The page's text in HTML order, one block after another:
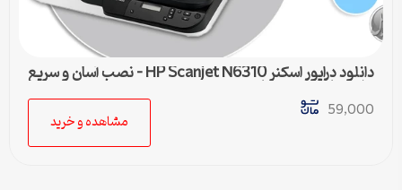
دانلود درایور اسکنر HP Scanjet N6310 – نصب آسان و سریع
برای تمامی ویندوزها
59,000
مشاهده و خرید